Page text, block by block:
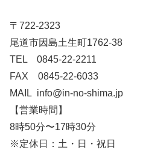
〒722-2323
尾道市因島土生町1762-38
TEL 0845-22-2211
FAX 0845-22-6033
MAIL info@in-no-shima.jp
【営業時間】
8時50分〜17時30分
※定休日：土・日・祝日